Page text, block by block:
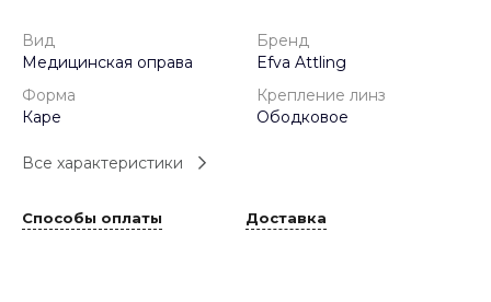
Вид
Медицинская оправа
Бренд
Efva Attling
Форма
Каре
Крепление линз
Ободковое
Все характеристики
Способы оплаты Доставка